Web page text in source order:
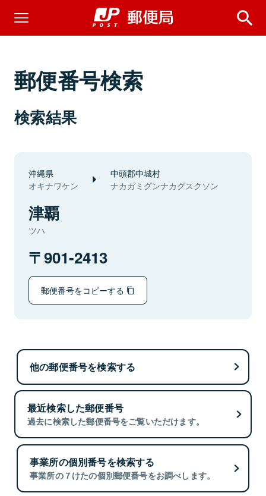
郵便番号検索
検索結果
沖縄県
オキナワケン
中頭郡中城村
ナカガミグンナカグスクソン
津覇
ツハ
901-2413
郵便番号をコピーする
他の郵便番号を検索する
最近検索した郵便番号
過去に検索した郵便番号をご覧いただけます。
事業所の個別番号を検索する
事業所の７けたの個別郵便番号をお調べします。